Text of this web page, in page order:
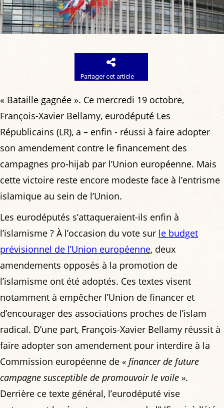
Partager cet article
« Bataille gagnée ». Ce mercredi 19 octobre,
François-Xavier Bellamy, eurodéputé Les
Républicains (LR), a – enfin - réussi à faire adopter
son amendement contre le financement des
campagnes pro-hijab par l’Union européenne. Mais
cette victoire reste encore modeste face à l’entrisme
islamique au sein de l’Union.
Les eurodéputés s’attaqueraient-ils enfin à
l’islamisme ? À l’occasion du vote sur le budget
prévisionnel de l’Union européenne, deux
amendements opposés à la promotion de
l’islamisme ont été adoptés. Ces textes visent
notamment à empêcher l’Union de financer et
d’encourager des associations proches de l’islam
radical. D’une part, François-Xavier Bellamy réussit à
faire adopter son amendement pour interdire à la
Commission européenne de « financer de future
campagne susceptible de promouvoir le voile ».
Derrière ce texte général, l’eurodéputé vise